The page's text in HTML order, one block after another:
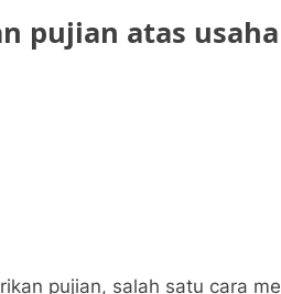
pujian atas
pujian, salah satu cara